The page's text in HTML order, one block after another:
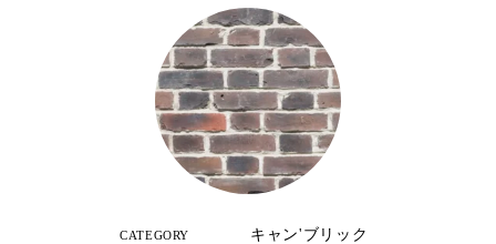
CATEGORY キャン'ブリック